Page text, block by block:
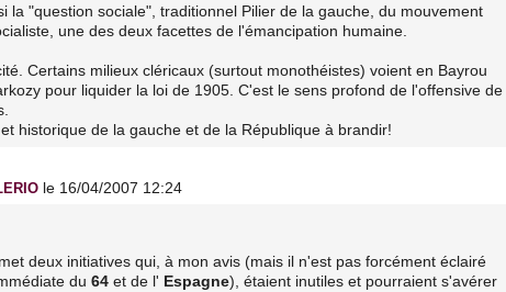
la "question sociale", traditionnel Pilier de la gauche, du mouvement
une des deux facettes de l'émancipation humaine.
Certains milieux cléricaux (surtout monothéistes) voient en Bayrou
pour liquider la loi de 1905. C'est le sens profond de l'offensive de
historique de la gauche et de la République à brandir!
le 16/04/2007 12:24
deux initiatives qui, à mon avis (mais il n'est pas forcément éclairé
du64 et de l' Espagne), étaient inutiles et pourraient s'avérer